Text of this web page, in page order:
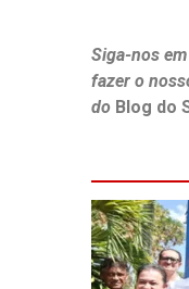
Siga-nos
fazer o
doBlog do